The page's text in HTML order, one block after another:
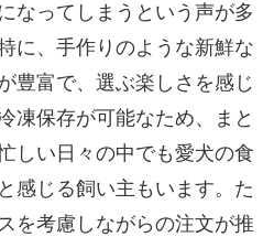
なってしまうという声が多
に、手作りのような新鮮な
豊富で、選ぶ楽しさを感じ
凍保存が可能なため、まと
しい日々の中でも愛犬の食
感じる飼い主もいます。た
を考慮しながらの注文が推